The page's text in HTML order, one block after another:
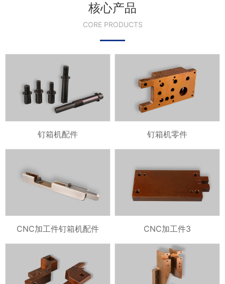
核心产品
CORE PRODUCTS
钉箱机配件 钉箱机零件
CNC加工件钉箱机配件 CNC加工件3